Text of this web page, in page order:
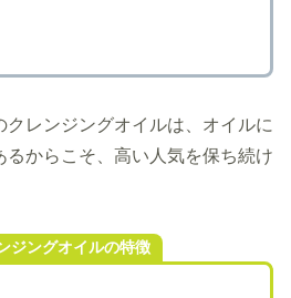
クレンジングオイルは、オイルに
るからこそ、高い人気を保ち続け
ジングオイルの特徴